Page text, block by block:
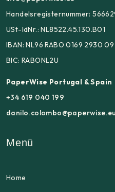
Handelsregisternummer:
USt-IdNr.: NL8522.45.130.B01
IBAN: NL96 RABO 0169 2930 09
BIC: RABONL2U
PaperWise Portugal & Spain
+34 619 040 199
danilo.colombo@paperwise.eu
Menü
Home